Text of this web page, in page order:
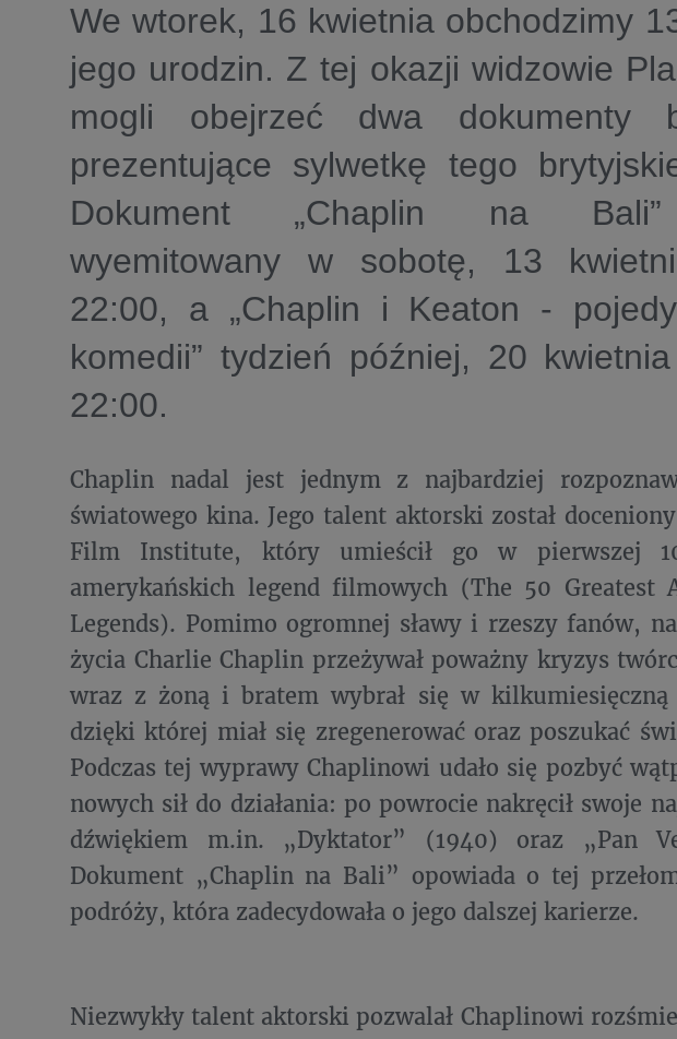
We wtorek, 16 kwietnia obchodzimy
jego urodzin. Z tej okazji widzowie
mogli obejrzeć dwa dokumenty
prezentujące sylwetkę tego
Dokument „Chaplin na
wyemitowany w sobotę, 13
22:00, a „Chaplin i Keaton -
komedii” tydzień później, 20
22:00.
Chaplin nadal jest jednym z najbardziej
światowego kina. Jego talent aktorski został
Film Institute, który umieścił go w pierwszej
amerykańskich legend filmowych (The 50 Greatest
Legends). Pomimo ogromnej sławy i rzeszy fanów,
życia Charlie Chaplin przeżywał poważny kryzys
wraz z żoną i bratem wybrał się w
dzięki której miał się zregenerować oraz poszukać
Podczas tej wyprawy Chaplinowi udało się pozbyć
nowych sił do działania: po powrocie nakręcił swoje
dźwiękiem m.in. „Dyktator” (1940) oraz „Pan
Dokument „Chaplin na Bali” opowiada o tej
podróży, która zadecydowała o jego dalszej karierze.
Niezwykły talent aktorski pozwalał Chaplinowi